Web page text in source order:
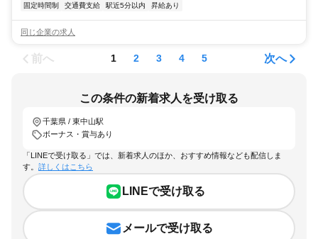
固定時間制 交通費支給 駅近5分以内 昇給あり
同じ企業の求人
前へ 1 2 3 4 5 次へ
この条件の新着求人を受け取る
千葉県 / 東中山駅
ボーナス・賞与あり
「LINEで受け取る」では、新着求人のほか、おすすめ情報なども配信しま
す。 詳しくはこちら
LINEで受け取る
メールで受け取る